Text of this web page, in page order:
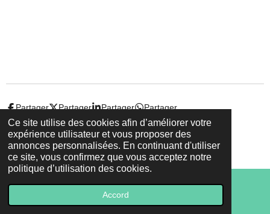
Ce site utilise des cookies afin d’améliorer votre
expérience utilisateur et vous proposer des
annonces personnalisées. En continuant d'utiliser
ce site, vous confirmez que vous acceptez notre
politique d’utilisation des cookies.
Accord
Partager Partager Partager Partager
© 2022 - 2026 Droit-et-sante.ch
Propulsé par Webador
E-mail